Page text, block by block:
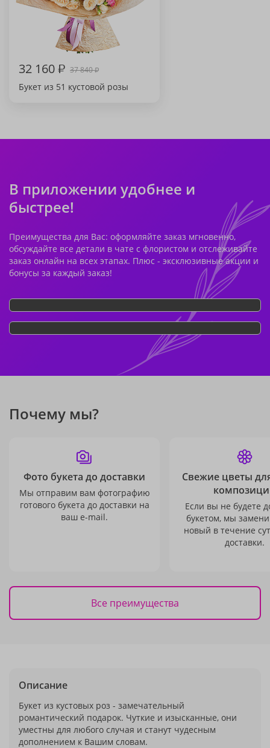
32 160₽ 37 840₽
Букет из 51 кустовой розы
В приложении удобнее и
быстрее!
Преимущества для Вас: оформляйте заказ мгновенно,
обсуждайте все детали в чате с флористом и отслеживайте
заказ онлайн на всех этапах. Плюс - эксклюзивные акции и
бонусы за каждый заказ!
Почему мы?
Фото букета до доставки
Мы отправим вам фотографию
готового букета до доставки на
ваш e-mail.
Свежие цветы
Если вы не будете
букетом, мы
новый в течение
доставки.
Все преимущества
Описание
Букет из кустовых роз - замечательный
романтический подарок. Чуткие и изысканные, они
уместны для любого случая и станут чудесным
дополнением к Вашим словам.